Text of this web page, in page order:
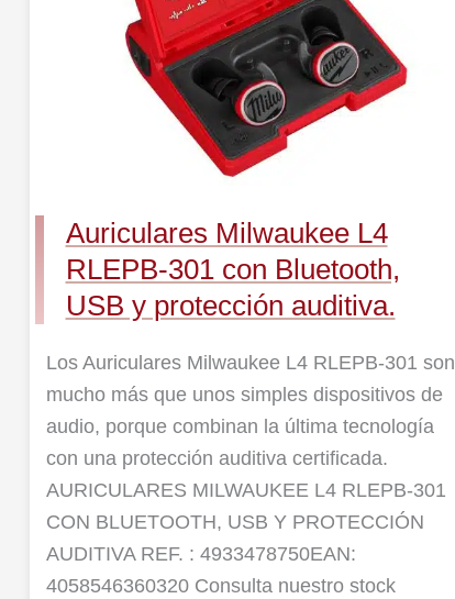
Auriculares Milwaukee L4
RLEPB-301 con Bluetooth,
USB y protección auditiva.
Los Auriculares Milwaukee L4 RLEPB-301 son
mucho más que unos simples dispositivos de
audio, porque combinan la última tecnología
con una protección auditiva certificada.
AURICULARES MILWAUKEE L4 RLEPB-301
CON BLUETOOTH, USB Y PROTECCIÓN
AUDITIVA REF. : 4933478750EAN:
4058546360320 Consulta nuestro stock
Bluetooth,